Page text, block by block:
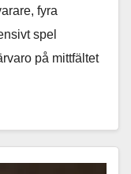
fyra
spel
på mittfältet